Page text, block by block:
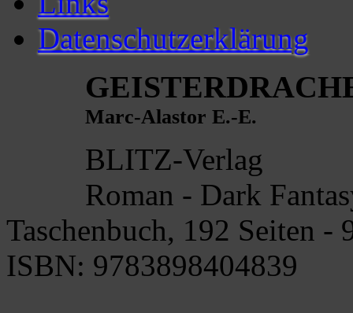
Datenschutzerklärung
Marc-Alastor E.-E.
BLITZ-Verlag
Roman - Dark
Taschenbuch, 192 Seiten -
ISBN: 9783898404839